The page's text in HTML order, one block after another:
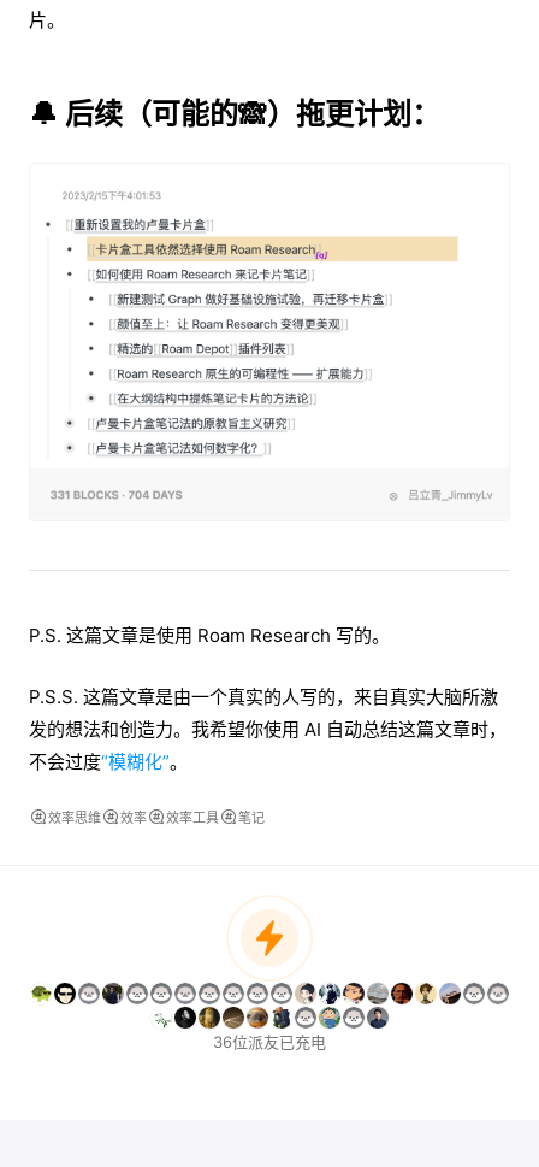
片。
🔔 后续（可能的🙈）拖更计划：
P.S. 这篇文章是使用 Roam Research 写的。
P.S.S. 这篇文章是由一个真实的人写的，来自真实大脑所激
发的想法和创造力。我希望你使用 AI 自动总结这篇文章时，
不会过度“模糊化”。
效率思维 效率 效率工具 笔记
36位派友已充电